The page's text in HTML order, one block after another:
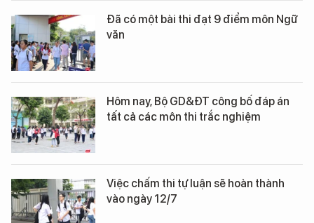
Đã có một bài thi đạt 9 điểm môn Ngữ
văn
Hôm nay, Bộ GD&ĐT công bố đáp án
tất cả các môn thi trắc nghiệm
Việc chấm thi tự luận sẽ hoàn thành
vào ngày 12/7